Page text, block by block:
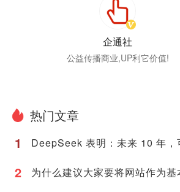
企通社
公益传播商业,UP利它价值!
热门文章
1
2